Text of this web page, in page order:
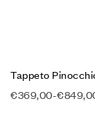
Tappeto
€369,00-€